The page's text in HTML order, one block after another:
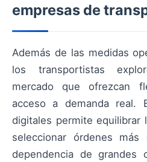
empresas de
Además de las medidas
los transportistas
mercado que ofrezcan
acceso a demanda real.
digitales permite equilibrar
seleccionar órdenes
dependencia de grandes